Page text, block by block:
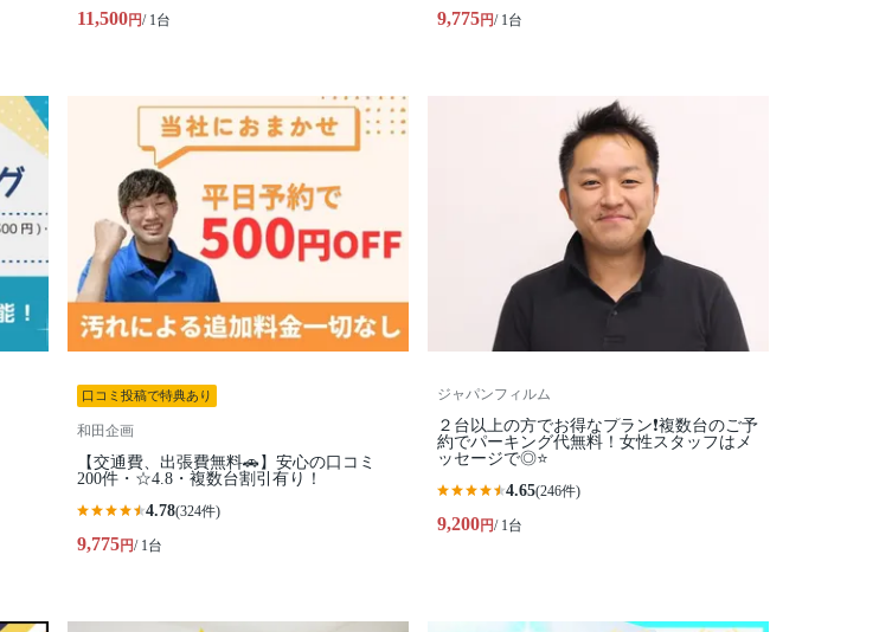
11,500円/ 1台 9,775円/ 1台
口コミ投稿で特典あり
和田企画
【交通費、出張費無料🚗】安心の口コミ
200件・☆4.8・複数台割引有り！
4.78(324件)
9,775円/ 1台
ジャパンフィルム
２台以上の方でお得なプラン❗️複数台のご予
約でパーキング代無料！女性スタッフはメ
ッセージで◎⭐️
4.65(246件)
9,200円/ 1台